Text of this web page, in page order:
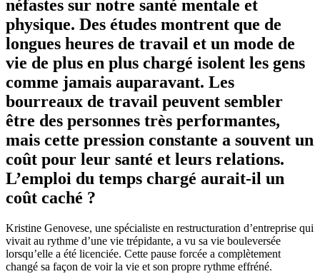
néfastes sur notre santé mentale et
physique. Des études montrent que de
longues heures de travail et un mode de
vie de plus en plus chargé isolent les gens
comme jamais auparavant. Les
bourreaux de travail peuvent sembler
être des personnes très performantes,
mais cette pression constante a souvent un
coût pour leur santé et leurs relations.
L’emploi du temps chargé aurait-il un
coût caché ?
Kristine Genovese, une spécialiste en restructuration d’entreprise qui
vivait au rythme d’une vie trépidante, a vu sa vie bouleversée
lorsqu’elle a été licenciée. Cette pause forcée a complètement
changé sa façon de voir la vie et son propre rythme effréné.